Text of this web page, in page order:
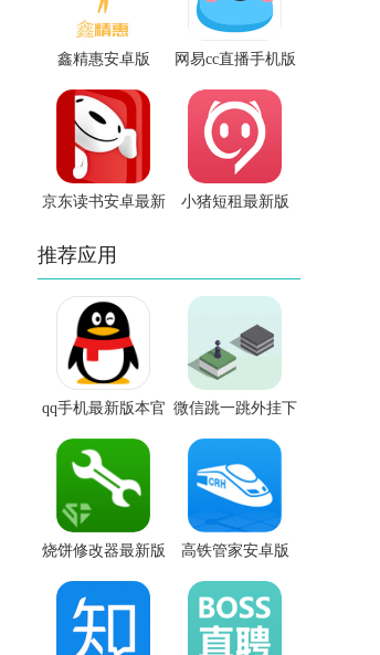
鑫精惠安卓版 网易cc直播手机版
京东读书安卓最新
小猪短租最新版
推荐应用
qq手机最新版本官
方版
微信跳一跳外挂下
载
烧饼修改器最新版 高铁管家安卓版